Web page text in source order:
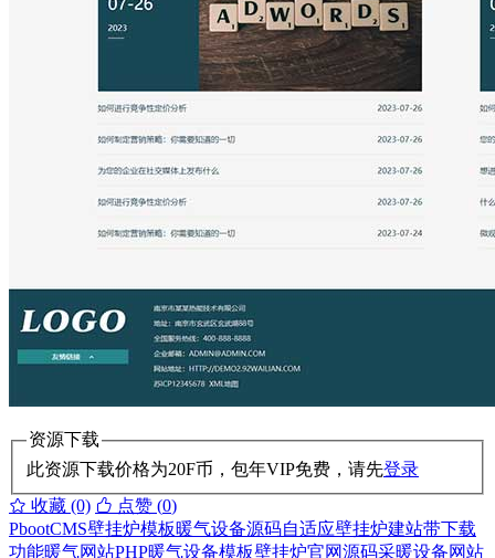
资源下载
此资源下载价格为20F币，包年VIP免费，请先登录
收藏 (0)
点赞 (0)
PbootCMS壁挂炉模板暖气设备源码自适应壁挂炉建站带下载
功能暖气网站PHP暖气设备模板壁挂炉官网源码采暖设备网站